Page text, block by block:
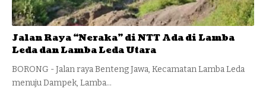
Jalan Raya “Neraka” di NTT Ada di Lamba
Leda dan Lamba Leda Utara
BORONG - Jalan raya Benteng Jawa, Kecamatan Lamba Leda
menuju Dampek, Lamba…